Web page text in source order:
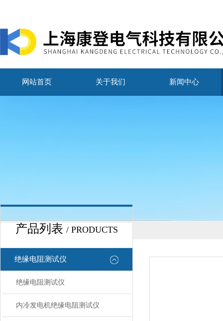
网站首页 关于我们 新闻中心
产品列表 / PRODUCTS
绝缘电阻测试仪
绝缘电阻测试仪
内冷发电机绝缘电阻测试仪